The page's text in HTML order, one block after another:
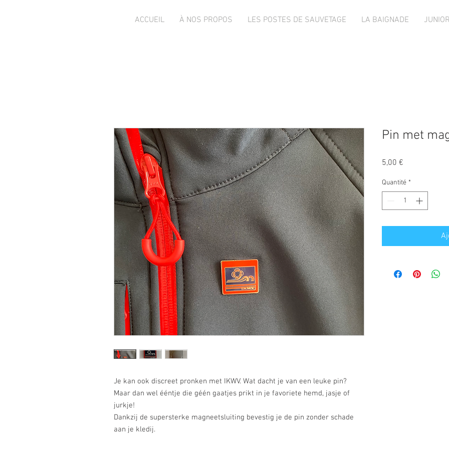
ACCUEIL À NOS PROPOS LES POSTES DE SAUVETAGE LA BAIGNADE
Je kan ook discreet pronken met IKWV. Wat dacht je van een leuke pin?
Maar dan wel ééntje die géén gaatjes prikt in je favoriete hemd, jasje of
jurkje!
Dankzij de supersterke magneetsluiting bevestig je de pin zonder schade
aan je kledij.
Pin met
5,00 €
Quantité *